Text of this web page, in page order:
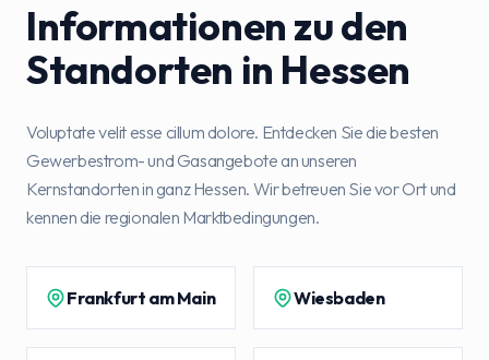
Informationen zu den
Standorten in Hessen
Voluptate velit esse cillum dolore. Entdecken Sie die besten
Gewerbestrom- und Gasangebote an unseren
Kernstandorten in ganz Hessen. Wir betreuen Sie vor Ort und
kennen die regionalen Marktbedingungen.
Frankfurt am Main Wiesbaden